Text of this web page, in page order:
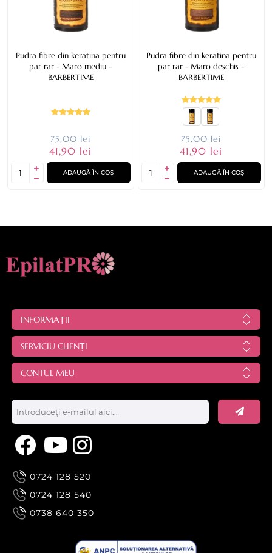
Pudra fibre din keratina pentru
par rar - Maro mediu -
BARBERTIME
75,00 lei
41,90 lei
ADAUGĂ ÎN COȘ
Pudra fibre din keratina pentru
par rar - Maro deschis -
BARBERTIME
75,00 lei
41,90 lei
ADAUGĂ ÎN COȘ
INFORMAȚII
SERVICIU CLIENȚI
CONTUL MEU
0724 128 520
0724 128 540
0738 640 350